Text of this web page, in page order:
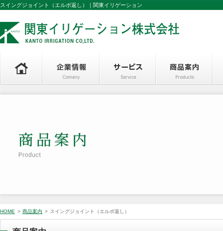
スイングジョイント（エルボ返し）｜関東イリゲーション
HOME > 商品案内 > スイングジョイント（エルボ返し）